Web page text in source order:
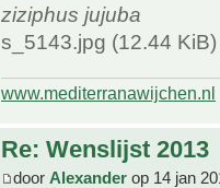
ziziphus jujuba
s_5143.jpg (12.44
www.mediterranawijchen.nl
Re: Wenslijst 2013
door Alexander op 14 jan